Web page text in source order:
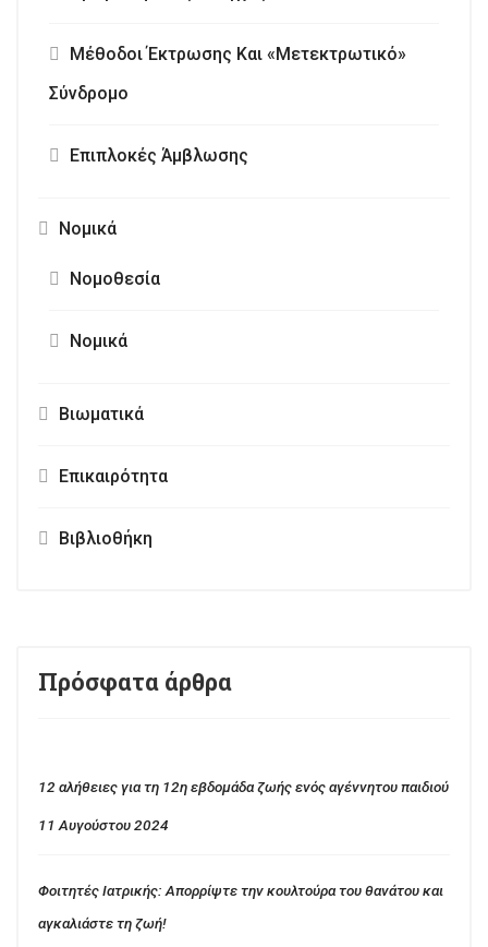
Μέθοδοι Έκτρωσης Και «Μετεκτρωτικό»
Σύνδρομο
Επιπλοκές Άμβλωσης
Νομικά
Νομοθεσία
Νομικά
Βιωματικά
Επικαιρότητα
Βιβλιοθήκη
Πρόσφατα άρθρα
12 αλήθειες για τη 12η εβδομάδα ζωής ενός αγέννητου παιδιού
11 Αυγούστου 2024
Φοιτητές Ιατρικής: Απορρίψτε την κουλτούρα του θανάτου και
αγκαλιάστε τη ζωή!